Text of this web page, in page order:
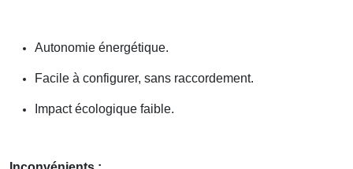
Autonomie énergétique.
Facile à configurer, sans raccordement.
Impact écologique faible.